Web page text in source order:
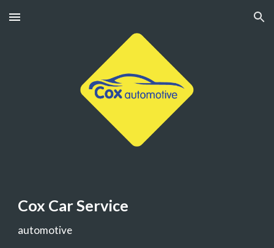
Skip to main content Skip to navigation
Cox Car Service
automotive